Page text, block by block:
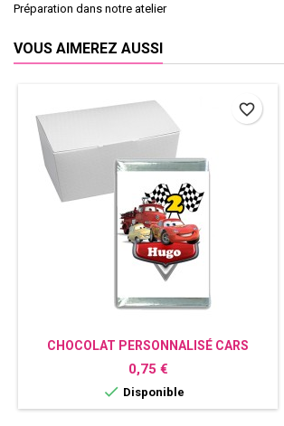
Préparation dans notre atelier
VOUS AIMEREZ AUSSI
CHOCOLAT PERSONNALISÉ CARS
Prix
0,75 €
 Disponible
favorite_border